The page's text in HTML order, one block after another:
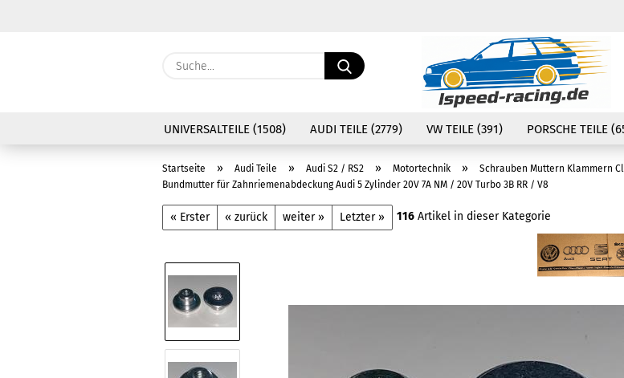
Währung
Suche...
UNIVERSALTEILE (1508) AUDI TEILE (2779) VW TEILE (391) PORSCHE TEILE
Startseite » Audi Teile » Audi S2 / RS2 » Motortechnik » Schrauben Muttern Klammern
Bundmutter für Zahnriemenabdeckung Audi 5 Zylinder 20V 7A NM / 20V Turbo 3B RR / V8
« Erster « zurück weiter » Letzter » 116 Artikel in dieser Kategorie